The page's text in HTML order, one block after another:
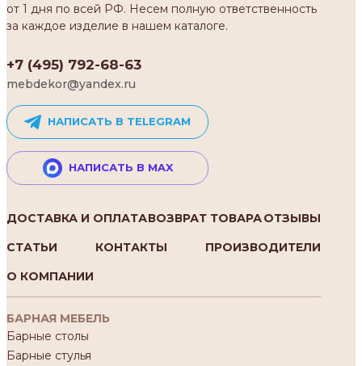
от 1 дня по всей РФ. Несем полную ответственность
за каждое изделие в нашем каталоге.
+7 (495) 792-68-63
mebdekor@yandex.ru
НАПИСАТЬ В TELEGRAM
НАПИСАТЬ В MAX
ДОСТАВКА И ОПЛАТАВОЗВРАТ ТОВАРАОТЗЫВЫ
СТАТЬИ
КОНТАКТЫ
ПРОИЗВОДИТЕЛИ
О КОМПАНИИ
БАРНАЯ МЕБЕЛЬ
Барные столы
Барные стулья